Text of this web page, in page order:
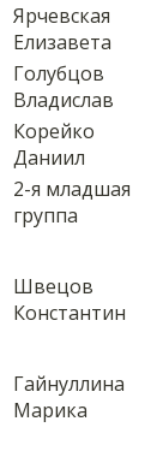
Ярчевская
Елизавета
Голубцов
Владислав
Корейко
Даниил
2-я младшая
группа
Швецов
Константин
Гайнуллина
Марика